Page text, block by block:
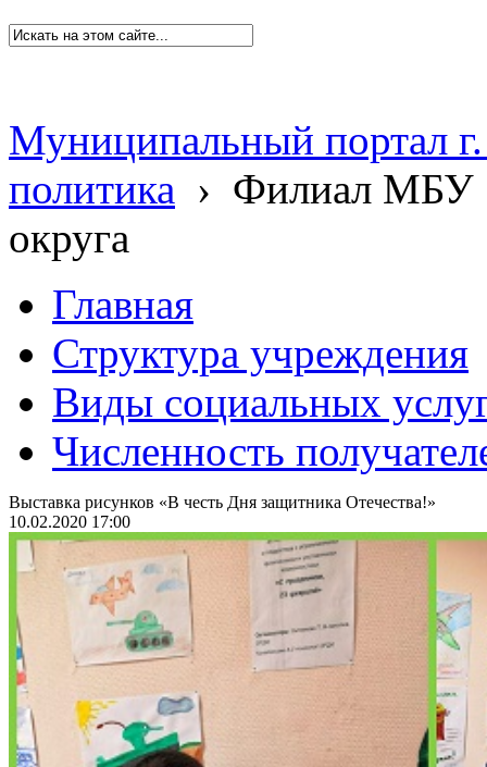
Муниципальный портал
политика › Филиал МБУ
округа
Главная
Структура учреждения
Виды социальных
Численность
Выставка рисунков «В честь Дня защитника Отечества!»
10.02.2020 17:00